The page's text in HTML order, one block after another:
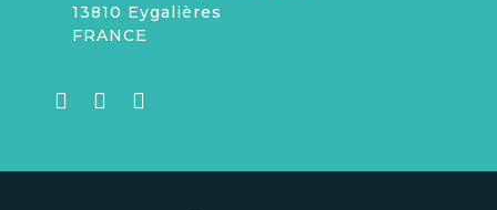
13810 Eygalières
FRANCE